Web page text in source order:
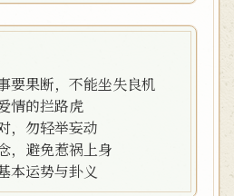
要果断，不能坐失良机
情的拦路虎
，勿轻举妄动
，避免惹祸上身
本运势与卦义